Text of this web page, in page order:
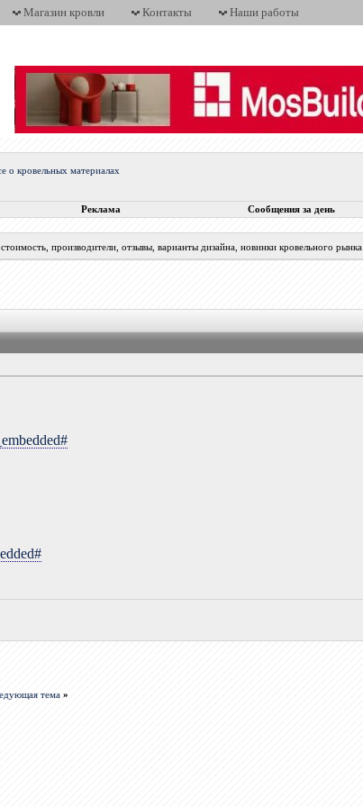
Магазин кровли Контакты Наши работы
о кровельных материалах
Реклама Сообщения за день
производители, отзывы, варианты дизайна, новинки кровельного рынка
тема »